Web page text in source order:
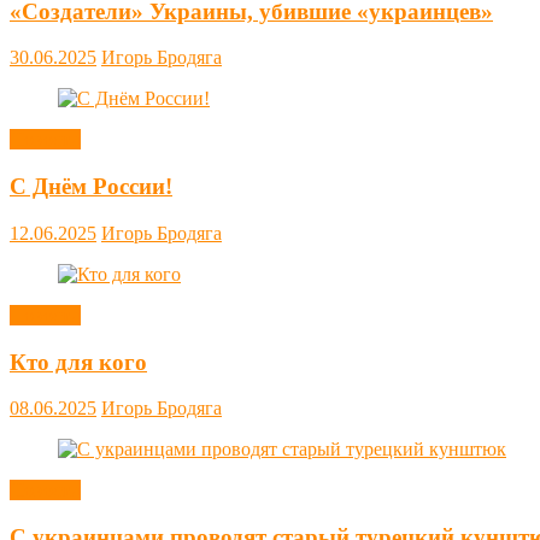
«Создатели» Украины, убившие «украинцев»
30.06.2025 Игорь Бродяга
С Днём России!
12.06.2025 Игорь Бродяга
Кто для кого
08.06.2025 Игорь Бродяга